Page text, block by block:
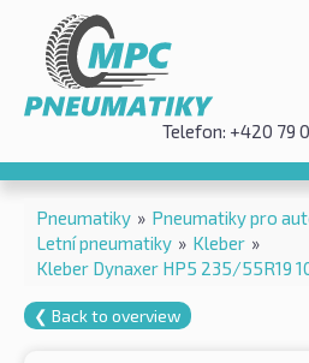
Telefon: +420 79
Pneumatiky » Pneumatiky pro
Letní pneumatiky » Kleber »
Kleber Dynaxer HP5 235/55R19
❮ Back to overview